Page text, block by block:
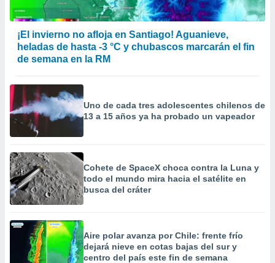
¡El invierno no afloja en Santiago! Aguanieve,
heladas de hasta -3 °C y chubascos marcarán el fin
de semana en la RM
Uno de cada tres adolescentes chilenos de
13 a 15 años ya ha probado un vapeador
Cohete de SpaceX choca contra la Luna y
todo el mundo mira hacia el satélite en
busca del cráter
Aire polar avanza por Chile: frente frío
dejará nieve en cotas bajas del sur y
centro del país este fin de semana